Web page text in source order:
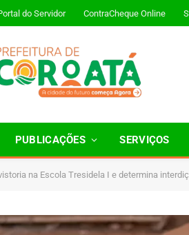
do Servidor ContraCheque Online
PUBLICAÇÕES SERVIÇOS
na Escola Tresidela I e determina